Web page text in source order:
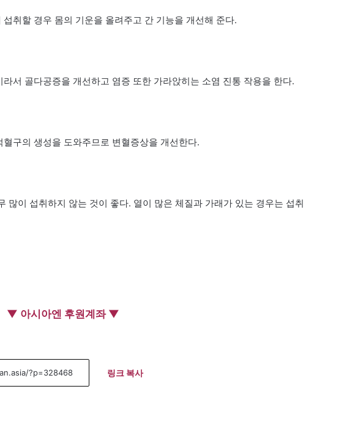
취할 경우 몸의 기운을 올려주고 간 기능을 개선해 준다.
서 골다공증을 개선하고 염증 또한 가라앉히는 소염 진통 작용을 한다.
구의 생성을 도와주므로 변혈증상을 개선한다.
많이 섭취하지 않는 것이 좋다. 열이 많은 체질과 가래가 있는 경우는 섭취
▼ 아시아엔 후원계좌 ▼
링크 복사